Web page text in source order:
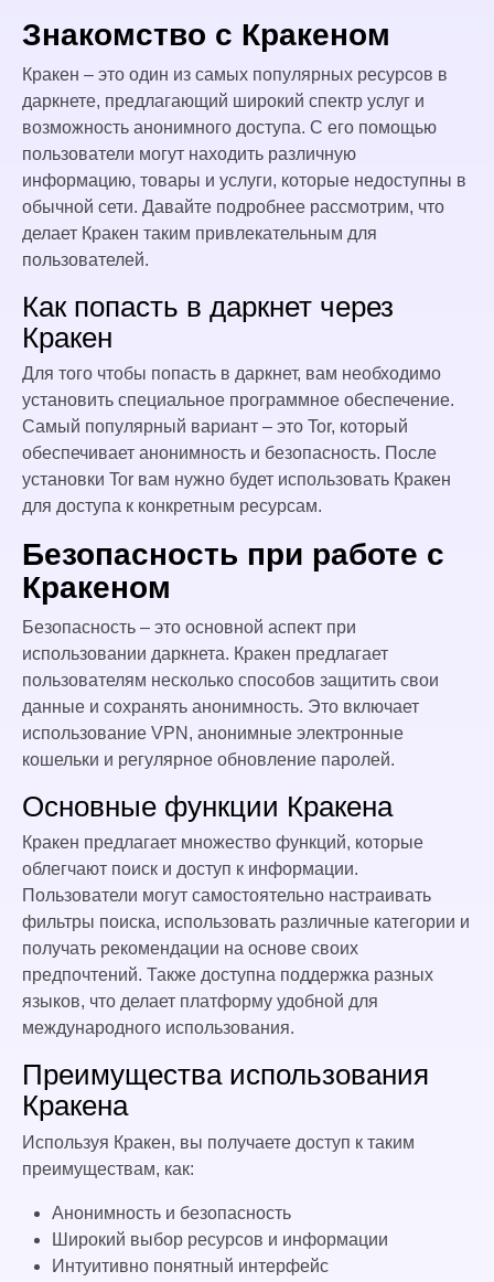
Знакомство с Кракеном
Кракен – это один из самых популярных ресурсов в
даркнете, предлагающий широкий спектр услуг и
возможность анонимного доступа. С его помощью
пользователи могут находить различную
информацию, товары и услуги, которые недоступны в
обычной сети. Давайте подробнее рассмотрим, что
делает Кракен таким привлекательным для
пользователей.
Как попасть в даркнет через
Кракен
Для того чтобы попасть в даркнет, вам необходимо
установить специальное программное обеспечение.
Самый популярный вариант – это Tor, который
обеспечивает анонимность и безопасность. После
установки Tor вам нужно будет использовать Кракен
для доступа к конкретным ресурсам.
Безопасность при работе с
Кракеном
Безопасность – это основной аспект при
использовании даркнета. Кракен предлагает
пользователям несколько способов защитить свои
данные и сохранять анонимность. Это включает
использование VPN, анонимные электронные
кошельки и регулярное обновление паролей.
Основные функции Кракена
Кракен предлагает множество функций, которые
облегчают поиск и доступ к информации.
Пользователи могут самостоятельно настраивать
фильтры поиска, использовать различные категории и
получать рекомендации на основе своих
предпочтений. Также доступна поддержка разных
языков, что делает платформу удобной для
международного использования.
Преимущества использования
Кракена
Используя Кракен, вы получаете доступ к таким
преимуществам, как:
Анонимность и безопасность
Широкий выбор ресурсов и информации
Интуитивно понятный интерфейс